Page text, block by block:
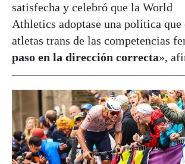
satisfecha y celebró que la World
Athletics adoptase una política que
atletas trans de las competencias
paso en la dirección correcta»,